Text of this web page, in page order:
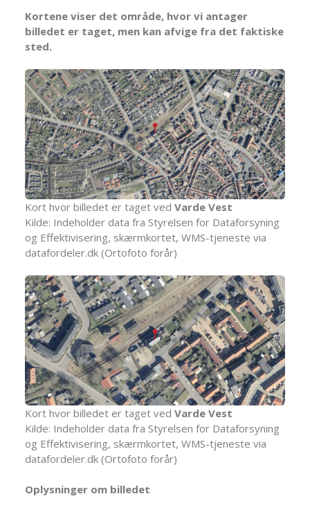
Kortene viser det område, hvor vi antager
billedet er taget, men kan afvige fra det faktiske
sted.
Kort hvor billedet er taget ved Varde Vest
Kilde: Indeholder data fra Styrelsen for Dataforsyning
og Effektivisering, skærmkortet, WMS-tjeneste via
datafordeler.dk (Ortofoto forår)
Kort hvor billedet er taget ved Varde Vest
Kilde: Indeholder data fra Styrelsen for Dataforsyning
og Effektivisering, skærmkortet, WMS-tjeneste via
datafordeler.dk (Ortofoto forår)
Oplysninger om billedet